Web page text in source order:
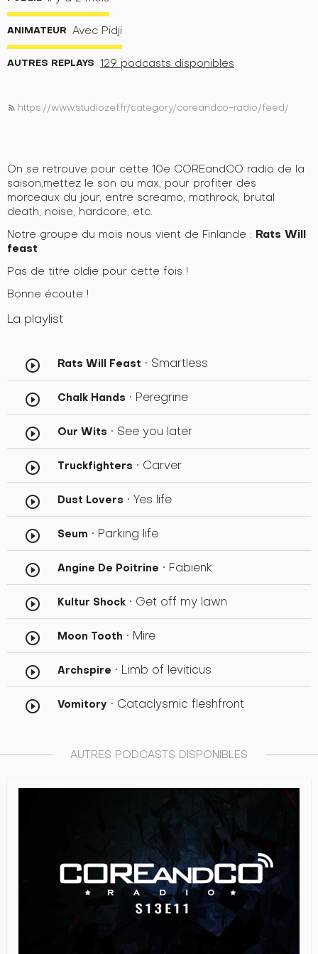
ANIMATEUR Avec Pidji
AUTRES REPLAYS 129 podcasts disponibles
rss_feed https://www.studiozef.fr/category/coreandco-radio/feed/
On se retrouve pour cette 10e COREandCO radio de la
saison,mettez le son au max, pour profiter des
morceaux du jour, entre screamo, mathrock, brutal
death, noise, hardcore, etc.
Notre groupe du mois nous vient de Finlande : Rats Will
feast
Pas de titre oldie pour cette fois !
Bonne écoute !
La playlist
play_circle_outline Rats Will Feast • Smartless
play_circle_outline Chalk Hands • Peregrine
play_circle_outline Our Wits • See you later
play_circle_outline Truckfighters • Carver
play_circle_outline Dust Lovers • Yes life
play_circle_outline Seum • Parking life
play_circle_outline Angine De Poitrine • Fabienk
play_circle_outline Kultur Shock • Get off my lawn
play_circle_outline Moon Tooth • Mire
play_circle_outline Archspire • Limb of leviticus
play_circle_outline Vomitory • Cataclysmic fleshfront
AUTRES PODCASTS DISPONIBLES